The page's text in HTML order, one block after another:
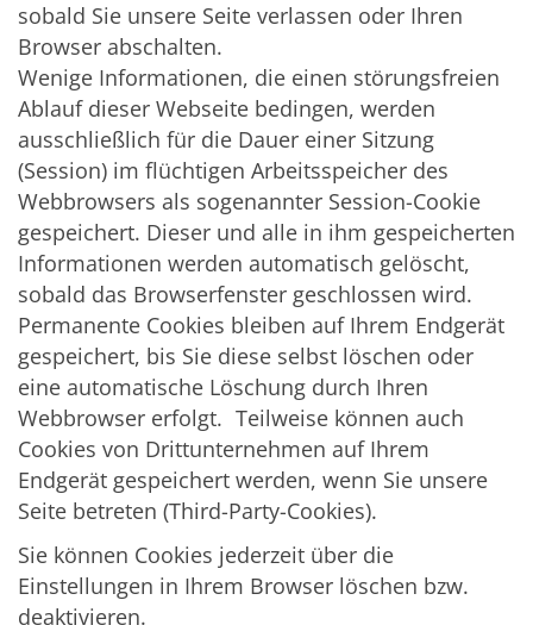
sobald Sie unsere Seite verlassen oder Ihren
Browser abschalten.
Wenige Informationen, die einen störungsfreien
Ablauf dieser Webseite bedingen, werden
ausschließlich für die Dauer einer Sitzung
(Session) im flüchtigen Arbeitsspeicher des
Webbrowsers als sogenannter Session-Cookie
gespeichert. Dieser und alle in ihm gespeicherten
Informationen werden automatisch gelöscht,
sobald das Browserfenster geschlossen wird.
Permanente Cookies bleiben auf Ihrem Endgerät
gespeichert, bis Sie diese selbst löschen oder
eine automatische Löschung durch Ihren
Webbrowser erfolgt. Teilweise können auch
Cookies von Drittunternehmen auf Ihrem
Endgerät gespeichert werden, wenn Sie unsere
Seite betreten (Third-Party-Cookies).
Sie können Cookies jederzeit über die
Einstellungen in Ihrem Browser löschen bzw.
deaktivieren.